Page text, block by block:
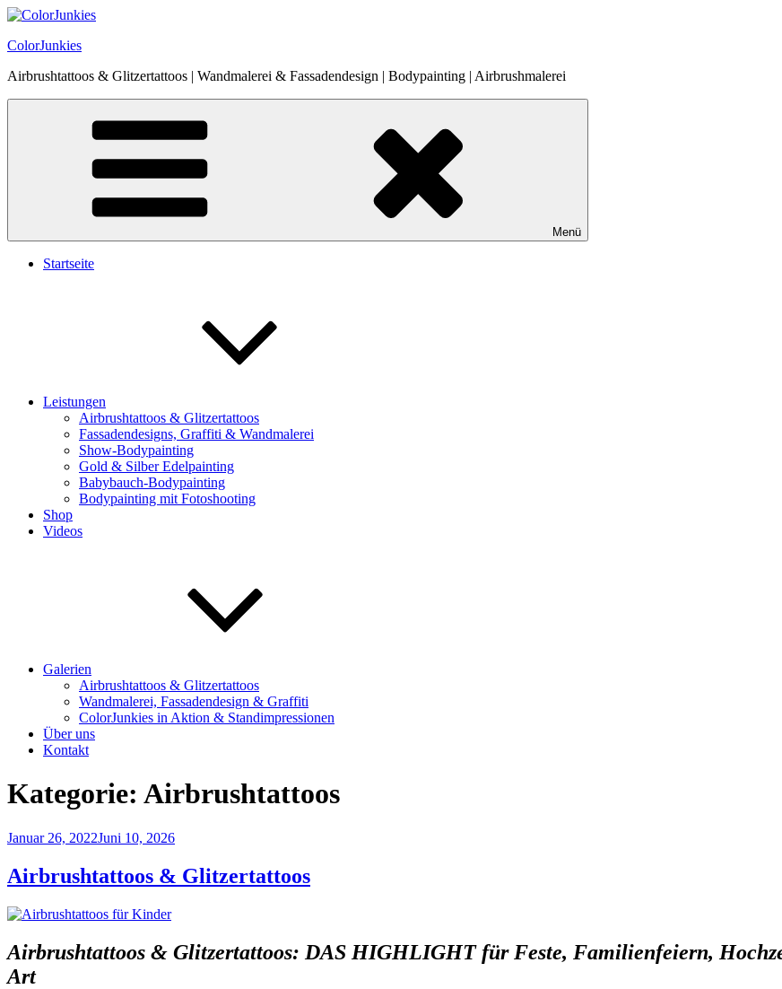
Zum
springen
ColorJunkies
Airbrushtattoos & Glitzertattoos | Wandmalerei & Fassadendesign | Bodypainting | Airbrushmalerei
Menü
Startseite
Leistungen
Airbrushtattoos & Glitzertattoos
Fassadendesigns, Graffiti & Wandmalerei
Show-Bodypainting
Gold & Silber Edelpainting
Babybauch-Bodypainting
Bodypainting mit Fotoshooting
Shop
Videos
Galerien
Airbrushtattoos & Glitzertattoos
Wandmalerei, Fassadendesign & Graffiti
ColorJunkies in Aktion & Standimpressionen
Über uns
Kontakt
Kategorie: Airbrushtattoos
Veröffentlicht
Januar 26, 2022Juni 10, 2026
Airbrushtattoos & Glitzertattoos
Airbrushtattoos & Glitzertattoos: DAS HIGHLIGHT für Feste, Familienfeiern,
Art